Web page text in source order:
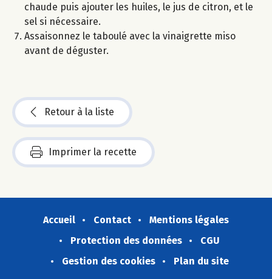
chaude puis ajouter les huiles, le jus de citron, et le
sel si nécessaire.
Assaisonnez le taboulé avec la vinaigrette miso
avant de déguster.
Retour à la liste
Imprimer la recette
Accueil Contact
Mentions légales
Protection des données
CGU
Gestion des cookies
Plan du site